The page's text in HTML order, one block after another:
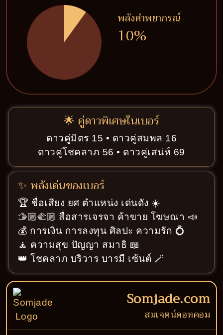
พลังคำพยากรณ์
10%
🌟 คู่ดาวพิเศษในเบอร์
ดาวคู่มิตร 15 • ดาวคู่สมพล 16
ดาวคู่โชคลาภ 56 • ดาวคู่เสน่ห์ 69
✨ พลังเด่นของเบอร์
🏆 ชื่อเสียง ยศ ตำแหน่ง เด่นดัง ☀️
🫱🏼‍🫲🏼 สื่อสารเจรจา ค้าขาย โฆษณา 📣
💰 การเงิน การลงทุน ศิลปะ ความรัก 💍
🧘 ความสุข ปัญญา สมาธิ 📖
👑 โชคลาภ บริวาร บารมี เซ้นต์ 🪄
Somjade.com
สมเจตน์ดอทคอม